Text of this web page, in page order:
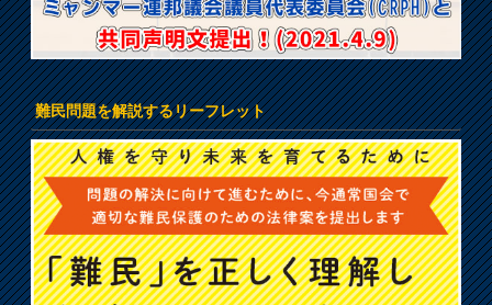
難民問題を解説するリーフレット